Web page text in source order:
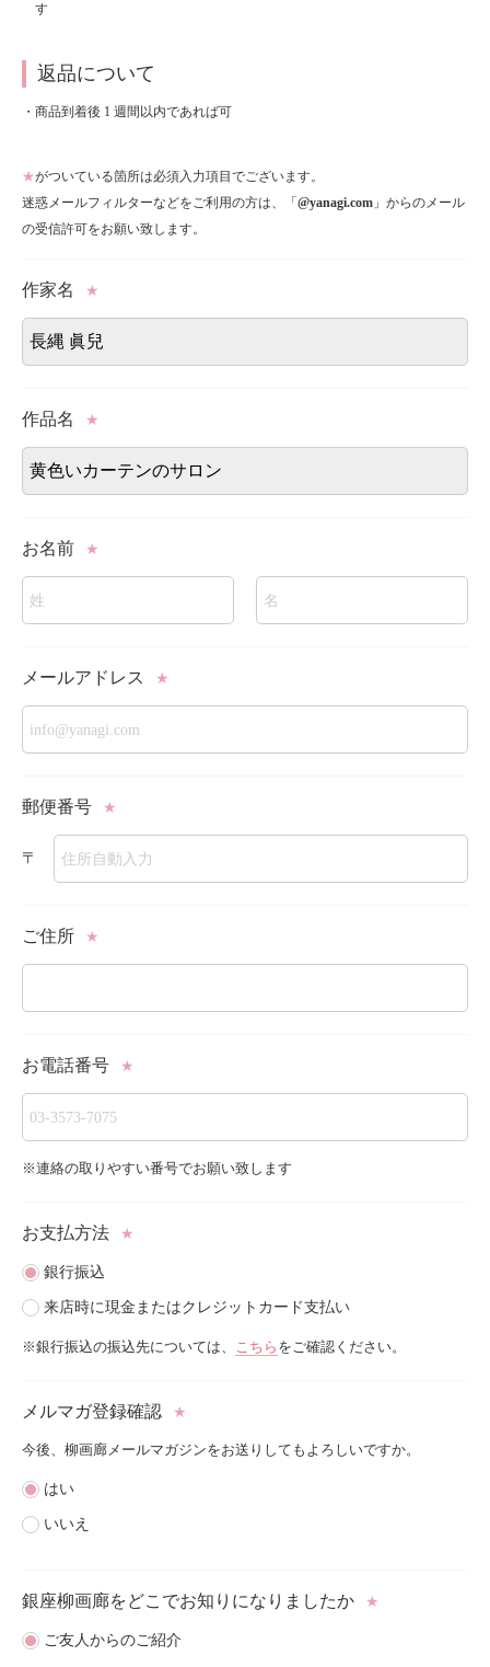
す
返品について
・商品到着後 1 週間以内であれば可
★がついている箇所は必須入力項目でございます。
迷惑メールフィルターなどをご利用の方は、「 @yanagi.com 」からのメール
の受信許可をお願い致します。
作家名 ★
作品名 ★
お名前 ★
メールアドレス ★
郵便番号 ★
〒
ご住所 ★
お電話番号 ★
※連絡の取りやすい番号でお願い致します
お支払方法 ★
銀行振込
来店時に現金またはクレジットカード支払い
※銀行振込の振込先については、 こちら をご確認ください。
メルマガ登録確認 ★
今後、柳画廊メールマガジンをお送りしてもよろしいですか。
はい
いいえ
銀座柳画廊をどこでお知りになりましたか ★
ご友人からのご紹介